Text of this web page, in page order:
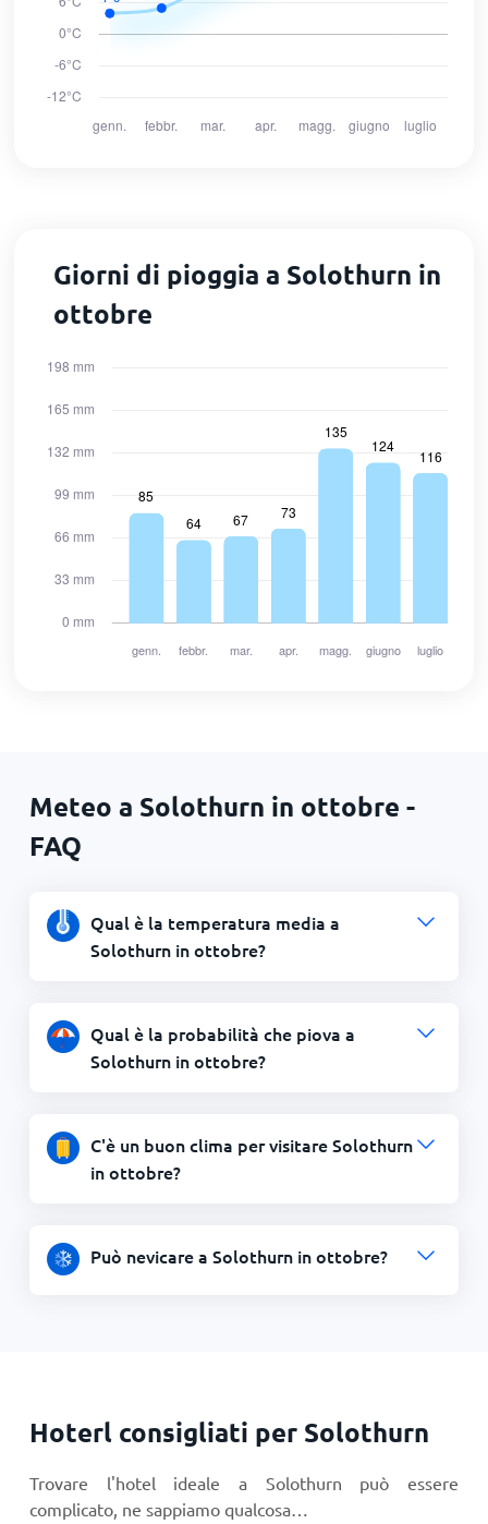
Giorni di pioggia a Solothurn in
ottobre
Meteo a Solothurn in ottobre -
FAQ
Qual è la temperatura media a
Solothurn in ottobre?
Qual è la probabilità che piova a
Solothurn in ottobre?
C'è un buon clima per visitare Solothurn
in ottobre?
Può nevicare a Solothurn in ottobre?
Hoterl consigliati per Solothurn
Trovare l'hotel ideale a Solothurn può essere
complicato, ne sappiamo qualcosa…